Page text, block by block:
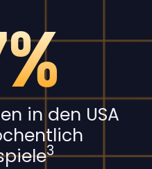
in den USA
3